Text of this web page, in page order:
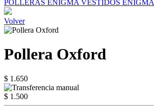
POLLERAS ENIGMA VESTIDOS ENIGMA
Volver
Pollera Oxford
$ 1.650
$ 1.500